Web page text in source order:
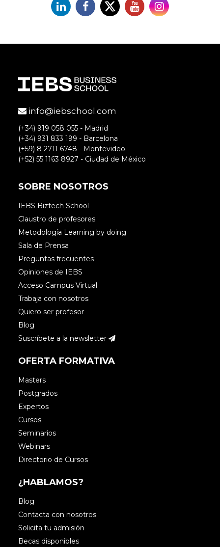
LinkedinFacebook
X YouTubeInstagram
info@iebschool.com
(+34) 919 058 055 - Madrid
(+34) 931 833 199 - Barcelona
(+59) 8 2711 6748 - Montevideo
(+52) 55 1163 8927 - Ciudad de México
SOBRE NOSOTROS
IEBS Biztech School
Claustro de profesores
Metodología Learning by doing
Sala de Prensa
Preguntas frecuentes
Opiniones de IEBS
Acceso Campus Virtual
Trabaja con nosotros
Quiero ser profesor
Blog
Suscríbete a la newsletter
OFERTA FORMATIVA
Masters
Postgrados
Expertos
Cursos
Seminarios
Webinars
Directorio de Cursos
¿HABLAMOS?
Blog
Contacta con nosotros
Solicita tu admisión
Becas disponibles